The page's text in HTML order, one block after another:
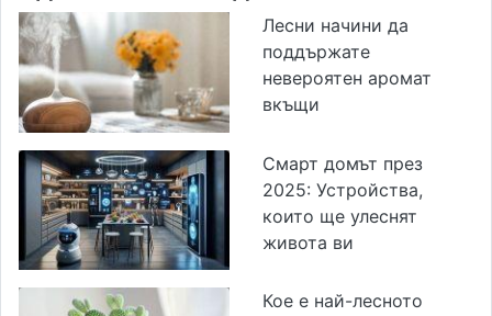
Лесни начини да
поддържате
невероятен аромат
вкъщи
Смарт домът през
2025: Устройства,
които ще улеснят
живота ви
Кое е най-лесното